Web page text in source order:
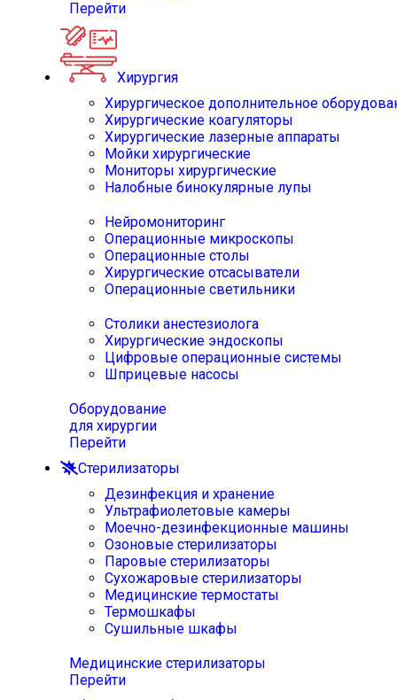
Перейти
Хирургия
Хирургическое дополнительное
Хирургические коагуляторы
Хирургические лазерные аппараты
Мойки хирургические
Мониторы хирургические
Налобные бинокулярные лупы
Нейромониторинг
Операционные микроскопы
Операционные столы
Хирургические отсасыватели
Операционные светильники
Столики анестезиолога
Хирургические эндоскопы
Цифровые операционные системы
Шприцевые насосы
Оборудование
для хирургии
Перейти
Стерилизаторы
Дезинфекция и хранение
Ультрафиолетовые камеры
Моечно-дезинфекционные машины
Озоновые стерилизаторы
Паровые стерилизаторы
Сухожаровые стерилизаторы
Медицинские термостаты
Термошкафы
Сушильные шкафы
Медицинские стерилизаторы
Перейти